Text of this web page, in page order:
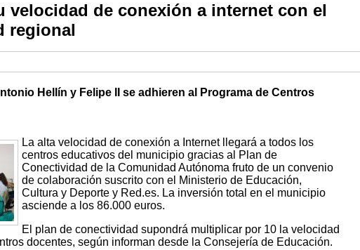
de conexión a internet con el
regional
Hellín y Felipe II se adhieren al Programa de Centros
La alta velocidad de conexión a Internet llegará a todos los
centros educativos del municipio gracias al Plan de
Conectividad de la Comunidad Autónoma fruto de un convenio
de colaboración suscrito con el Ministerio de Educación,
Cultura y Deporte y Red.es. La inversión total en el municipio
asciende a los 86.000 euros.
El plan de conectividad supondrá multiplicar por 10 la velocidad
docentes, según informan desde la Consejería de Educación.